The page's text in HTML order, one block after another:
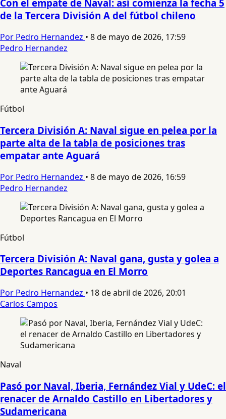
Con el empate de Naval: así comienza la fecha 5
de la Tercera División A del fútbol chileno
Por Pedro Hernandez • 8 de mayo de 2026, 17:59
Pedro Hernandez
Fútbol
Tercera División A: Naval sigue en pelea por la
parte alta de la tabla de posiciones tras
empatar ante Aguará
Por Pedro Hernandez • 8 de mayo de 2026, 16:59
Pedro Hernandez
Fútbol
Tercera División A: Naval gana, gusta y golea a
Deportes Rancagua en El Morro
Por Pedro Hernandez • 18 de abril de 2026, 20:01
Carlos Campos
Naval
Pasó por Naval, Iberia, Fernández Vial y UdeC: el
renacer de Arnaldo Castillo en Libertadores y
Sudamericana